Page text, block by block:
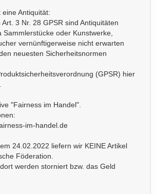
eine Antiquität:
3 Nr. 28 GPSR sind Antiquitäten
Sammlerstücke oder Kunstwerke,
vernünftigerweise nicht erwarten
neuesten Sicherheitsnormen
(GPSR) hier
"Fairness im Handel".
im-handel.de
24.02.2022 liefern wir KEINE Artikel
Föderation.
werden storniert bzw. das Geld